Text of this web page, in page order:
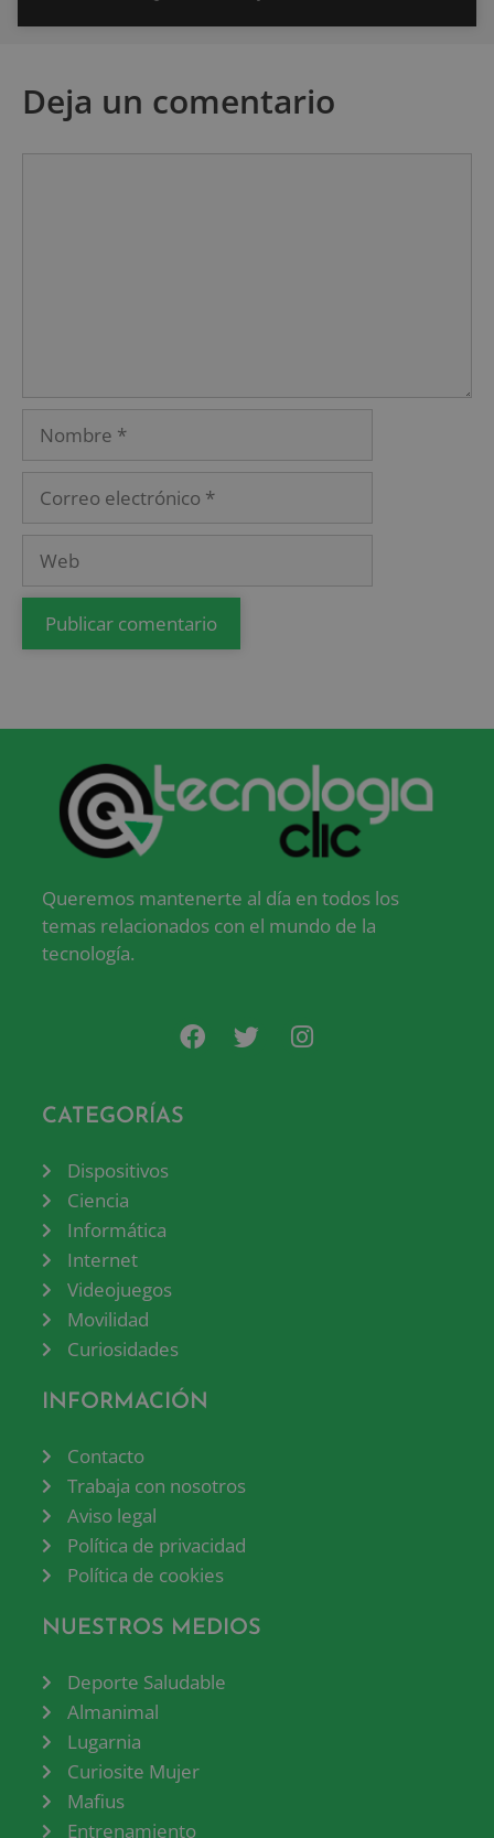
Deja un comentario
Queremos mantenerte al día en todos los
temas relacionados con el mundo de la
tecnología.
CATEGORÍAS
Dispositivos
Ciencia
Informática
Internet
Videojuegos
Movilidad
Curiosidades
INFORMACIÓN
Contacto
Trabaja con nosotros
Aviso legal
Política de privacidad
Política de cookies
NUESTROS MEDIOS
Deporte Saludable
Almanimal
Lugarnia
Curiosite Mujer
Mafius
Entrenamiento